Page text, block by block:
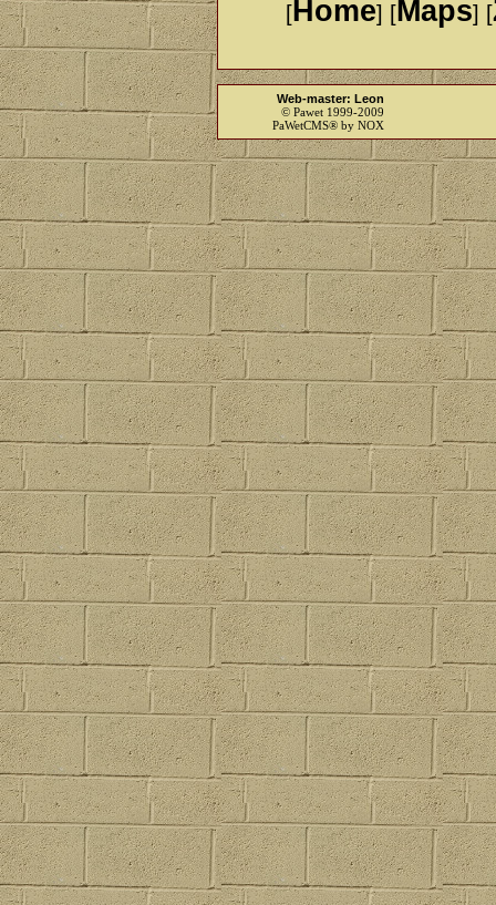
[Home] [Maps] [
Web-master: Leon
© Pawet 1999-2009
PaWetCMS® by NOX